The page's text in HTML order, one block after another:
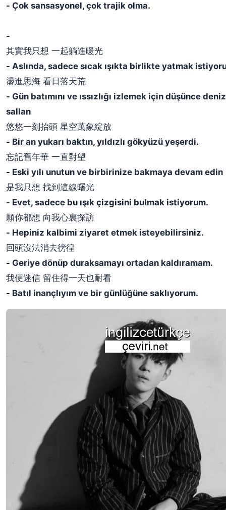
- Çok sansasyonel, çok trajik olma.
-
其實我只想 一起躺進暖光
- Aslında, sadece sıcak ışıkta birlikte yatmak
盪進思海 看日落天荒
- Gün batımını ve ıssızlığı izlemek için düşünce
sallan
悠悠一刻抬頭 星空萬象綻放
- Bir an yukarı baktın, yıldızlı gökyüzü yeşerdi.
忘記舊年華 一直對望
- Eski yılı unutun ve birbirinize bakmaya devam edin
是我只想 找到這線曙光
- Evet, sadece bu ışık çizgisini bulmak istiyorum.
願你都想 向我心裏探訪
- Hepiniz kalbimi ziyaret etmek isteyebilirsiniz.
回頭沒法消去徬徨
- Geriye dönüp duraksamayı ortadan kaldıramam.
我便迷信 留住得一天也耐看
- Batıl inançlıyım ve bir günlüğüne saklıyorum.